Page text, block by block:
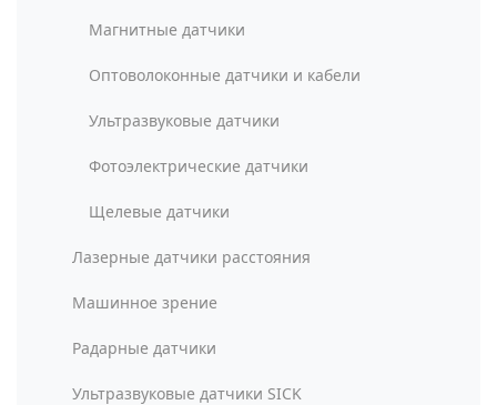
Магнитные датчики
Оптоволоконные датчики и кабели
Ультразвуковые датчики
Фотоэлектрические датчики
Щелевые датчики
Лазерные датчики расстояния
Машинное зрение
Радарные датчики
Ультразвуковые датчики SICK